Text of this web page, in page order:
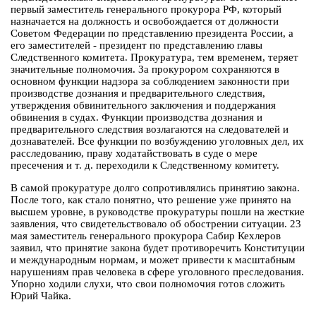
первый заместитель генерального прокурора РФ, который
назначается на должность и освобождается от должности
Советом Федерации по представлению президента России, а
его заместителей - президент по представлению главы
Следственного комитета. Прокуратура, тем временем, теряет
значительные полномочия. За прокурором сохраняются в
основном функции надзора за соблюдением законности при
производстве дознания и предварительного следствия,
утверждения обвинительного заключения и поддержания
обвинения в судах. Функции производства дознания и
предварительного следствия возлагаются на следователей и
дознавателей. Все функции по возбуждению уголовных дел, их
расследованию, праву ходатайствовать в суде о мере
пресечения и т. д. переходили к Следственному комитету.
В самой прокуратуре долго сопротивлялись принятию закона.
После того, как стало понятно, что решение уже принято на
высшем уровне, в руководстве прокуратуры пошли на жесткие
заявления, что свидетельствовало об обострении ситуации. 23
мая заместитель генерального прокурора Сабир Кехлеров
заявил, что принятие закона будет противоречить Конституции
и международным нормам, и может привести к масштабным
нарушениям прав человека в сфере уголовного преследования.
Упорно ходили слухи, что свои полномочия готов сложить
Юрий Чайка.